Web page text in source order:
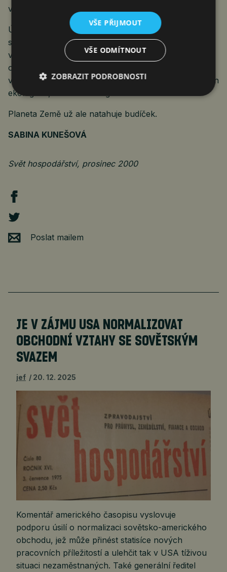
vpravdě hodně daleko.
Účastníci summitu společnou řeč nenašli. Že by další
schůzka, která se bude konat napřesrok v květnu
v Berlíně, přinesla ve vzájemných vztazích pozitivní
obrat, je na základě právě skončeného setkání
v Haagu téměř snovým přáním. V tom se shodují nejen
ekologové, ale i klimatologové.
Planeta Země už ale natahuje budíček.
SABINA KUNEŠOVÁ
Svět hospodářství, prosinec 2000
Poslat mailem
JE V ZÁJMU USA NORMALIZOVAT
OBCHODNÍ VZTAHY SE SOVĚTSKÝM
SVAZEM
jef 20. 12. 2025
Komentář amerického časopisu vyslovuje
podporu úsilí o normalizaci sovětsko-amerického
obchodu, jež může přinést statisíce nových
pracovních příležitostí a ulehčit tak v USA tíživou
situaci nezaměstnaných. Také generální ředitel
VŠE PŘIJMOUT
VŠE ODMÍTNOUT
ZOBRAZIT PODROBNOSTI